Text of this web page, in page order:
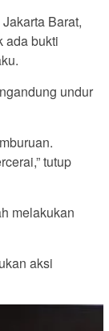
Barat,
ada bukti
undur
tutup
melakukan
aksi